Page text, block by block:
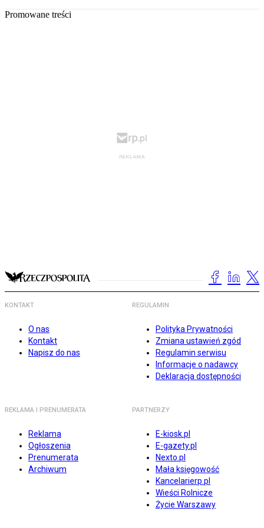
Promowane treści
KONTAKT
O nas
Kontakt
Napisz do nas
REGULAMIN
Polityka Prywatności
Zmiana ustawień zgód
Regulamin serwisu
Informacje o nadawcy
Deklaracja dostępności
REKLAMA I PRENUMERATA
Reklama
Ogłoszenia
Prenumerata
Archiwum
PARTNERZY
E-kiosk.pl
E-gazety.pl
Nexto.pl
Mała księgowość
Kancelarierp.pl
Wieści Rolnicze
Życie Warszawy